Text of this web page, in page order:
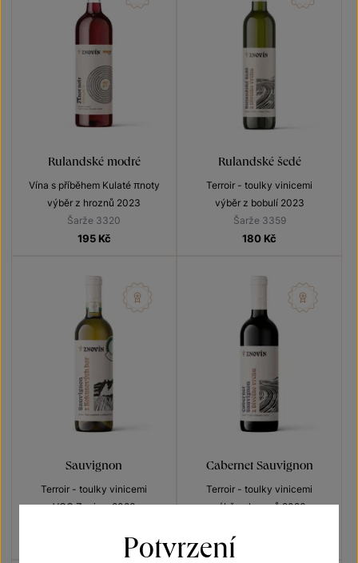
Rulandské modré
Vína s příběhem Kulaté πnoty
výběr z hroznů 2023
Šarže 3320
195 Kč
Rulandské šedé
Terroir - toulky vinicemi
výběr z bobulí 2023
Šarže 3359
180 Kč
Sauvignon
Terroir - toulky vinicemi
VOC Znojmo 2023
Cabernet Sauvignon
Terroir - toulky vinicemi
výběr z hroznů 2023
Potvrzení